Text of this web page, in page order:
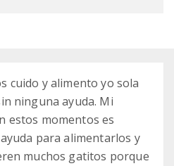
cuido y alimento yo sola
ninguna ayuda. Mi
estos momentos es
para alimentarlos y
muchos gatitos porque